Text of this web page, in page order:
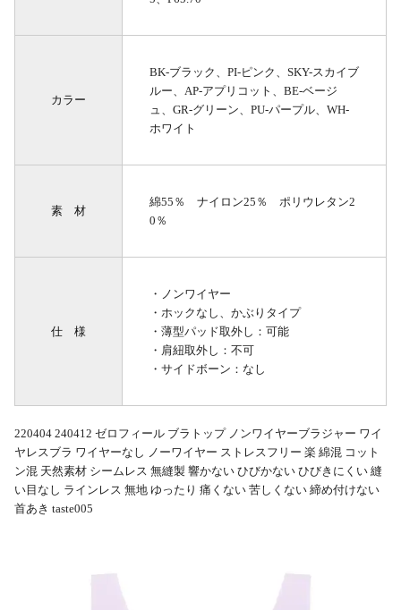
カラー
BK-ブラック、PI-ピンク、SKY-スカイブ
ルー、AP-アプリコット、BE-ベージ
ュ、GR-グリーン、PU-パープル、WH-
ホワイト
素 材
綿55％ ナイロン25％ ポリウレタン2
0％
仕 様
・ノンワイヤー
・ホックなし、かぶりタイプ
・薄型パッド取外し：可能
・肩紐取外し：不可
・サイドボーン：なし
220404 240412 ゼロフィール ブラトップ ノンワイヤーブラジャー ワイ
ヤレスブラ ワイヤーなし ノーワイヤー ストレスフリー 楽 綿混 コット
ン混 天然素材 シームレス 無縫製 響かない ひびかない ひびきにくい 縫
い目なし ラインレス 無地 ゆったり 痛くない 苦しくない 締め付けない
首あき taste005